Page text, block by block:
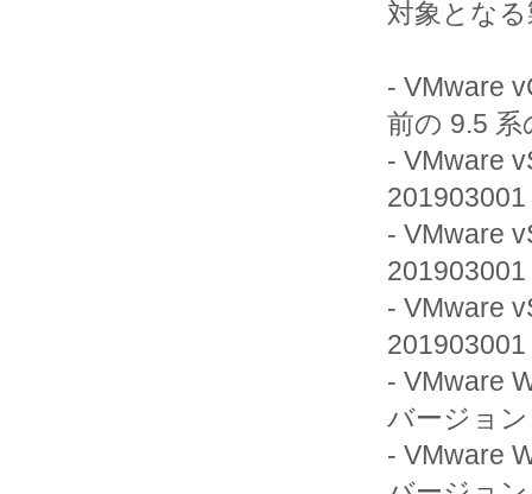
対象とな
- VMware
前の 9.5
- VMware
- VMware
- VMware
- VMware
バージョン
- VMware